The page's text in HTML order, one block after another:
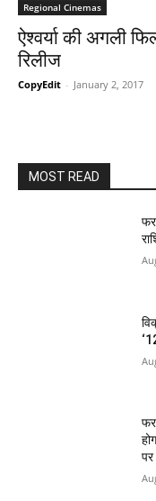
Regional Cinemas
ऐश्‍वर्या की अगली
रिलीज
CopyEdit - January 2, 2017
MOST READ
पर